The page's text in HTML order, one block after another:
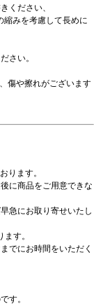
ください、
縮みを考慮して長めに
さい。
傷や擦れがございます
ります。
に商品をご用意できな
急にお取り寄せいたし
す。
でにお時間をいただく
す。